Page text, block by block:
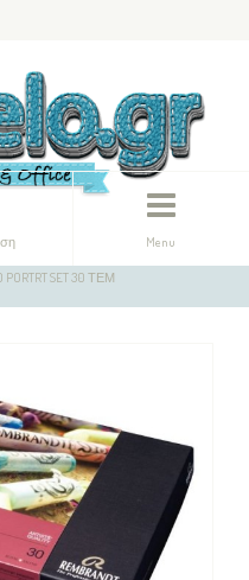
Menu
PORTRT SET 30 ΤΕΜ